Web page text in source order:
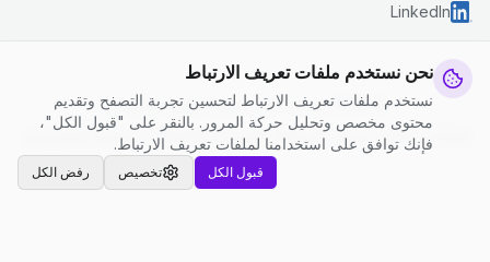
نحن نستخدم ملفات تعريف الارتباط
نستخدم ملفات تعريف الارتباط لتحسين تجربة التصفح وتقديم
محتوى مخصص وتحليل حركة المرور. بالنقر على "قبول الكل"،
فإنك توافق على استخدامنا لملفات تعريف الارتباط.
رفض الكل تخصيص قبول الكل
LinkedIn
© 2026 جست كلين. جميع الحقوق محفوظة.
سياسة الخصوصية
الشروط والأحكام | إعدادات ملفات تعريف الارتباط